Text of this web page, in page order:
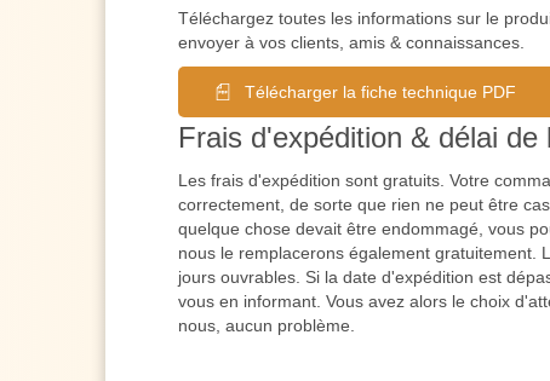
Téléchargez toutes les informations sur le
envoyer à vos clients, amis & connaissances.
Télécharger la fiche technique PDF
Frais d'expédition & délai de
Les frais d'expédition sont gratuits. Votre
correctement, de sorte que rien ne peut être
quelque chose devait être endommagé, vous
nous le remplacerons également gratuitement.
jours ouvrables. Si la date d'expédition est
vous en informant. Vous avez alors le choix
nous, aucun problème.